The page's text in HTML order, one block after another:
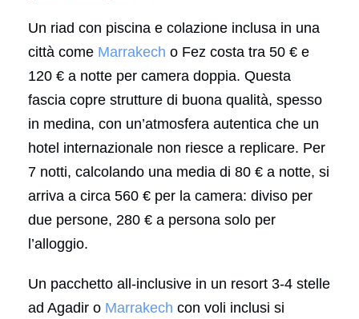
Un riad con piscina e colazione inclusa in una
città come Marrakech o Fez costa tra 50 € e
120 € a notte per camera doppia. Questa
fascia copre strutture di buona qualità, spesso
in medina, con un’atmosfera autentica che un
hotel internazionale non riesce a replicare. Per
7 notti, calcolando una media di 80 € a notte, si
arriva a circa 560 € per la camera: diviso per
due persone, 280 € a persona solo per
l’alloggio.
Un pacchetto all-inclusive in un resort 3-4 stelle
ad Agadir o Marrakech con voli inclusi si